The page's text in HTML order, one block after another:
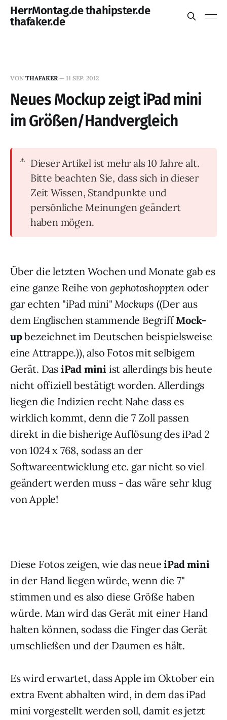
HerrMontag.de thahipster.de
thafaker.de
VON THAFAKER — 11 SEP. 2012
Neues Mockup zeigt iPad mini
im Größen/Handvergleich
Dieser Artikel ist mehr als 10 Jahre alt.
Bitte beachten Sie, dass sich in dieser
Zeit Wissen, Standpunkte und
persönliche Meinungen geändert
haben mögen.
Über die letzten Wochen und Monate gab es
eine ganze Reihe von gephotoshopptenoder
gar echten "iPad mini"Mockups ((Der aus
dem Englischen stammende BegriffMock-
upbezeichnet im Deutschen beispielsweise
eine Attrappe.)), also Fotos mit selbigem
Gerät. Das iPad mini ist allerdings bis heute
nicht offiziell bestätigt worden. Allerdings
liegen die Indizien recht Nahe dass es
wirklich kommt, denn die 7 Zoll passen
direkt in die bisherige Auflösung des iPad 2
von 1024 x 768, sodass an der
Softwareentwicklung etc. gar nicht so viel
geändert werden muss - das wäre sehr klug
von Apple!
Diese Fotos zeigen, wie das neueiPad mini
in der Hand liegen würde, wenn die 7"
stimmen und es also diese Größe haben
würde. Man wird das Gerät mit einer Hand
halten können, sodass die Finger das Gerät
umschließen und der Daumen es hält.
Es wird erwartet, dass Apple im Oktober ein
extra Event abhalten wird, in dem das iPad
mini vorgestellt werden soll, damit es jetzt